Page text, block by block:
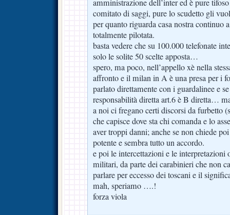
amministrazione dell’inter ed è pure
comitato di saggi, pure lo scudetto gli
per quanto riguarda casa nostra continuo
totalmente pilotata.
basta vedere che su 100.000 telefonate
solo le solite 50 scelte apposta…
spero, ma poco, nell’appello xè nella
affronto e il milan in A è una presa per i
parlato direttamente con i guardalinee e
responsabilità diretta art.6 è B diretta…
a noi ci fregano certi discorsi da furbetto
che capisce dove sta chi comanda e lo
aver troppi danni; anche se non chiede
potente e sembra tutto un accordo.
e poi le intercettazioni e le interpretazioni
militari, da parte dei carabinieri che non
parlare per eccesso dei toscani e il
mah, speriamo ….!
forza viola